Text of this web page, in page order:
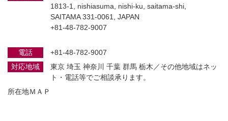
1813-1, nishiasuma, nishi-ku, saitama-shi,
SAITAMA 331-0061, JAPAN
+81-48-782-9007
電話
+81-48-782-9007
対応地域
東京 埼玉 神奈川 千葉 群馬 栃木／その他地域はネッ
ト・電話等でご相談承ります。
所在地ＭＡＰ